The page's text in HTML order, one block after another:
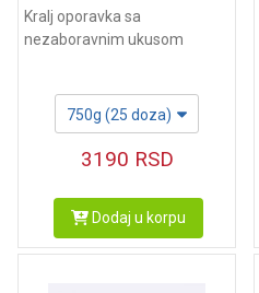
Kralj oporavka sa
nezaboravnim ukusom
750g (25 doza)
3190 RSD
Dodaj u korpu